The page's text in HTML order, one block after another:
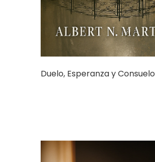
Duelo, Esperanza y Consuelo